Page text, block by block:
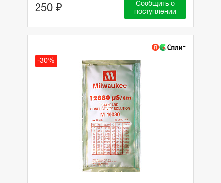
250 ₽
Сообщить о
поступлении
-30%